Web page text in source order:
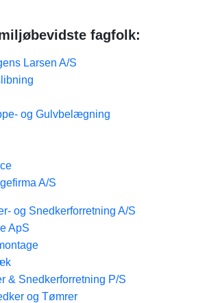
fagfolk:
Larsen A/S
og Gulvbelægning
A/S
og Snedkerforretning A/S
ApS
& Snedkerforretning P/S
og Tømrer